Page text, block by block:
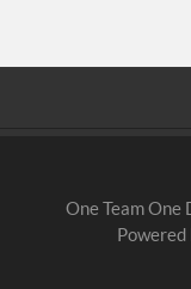
隱私政策與免責
One Team One
Powered